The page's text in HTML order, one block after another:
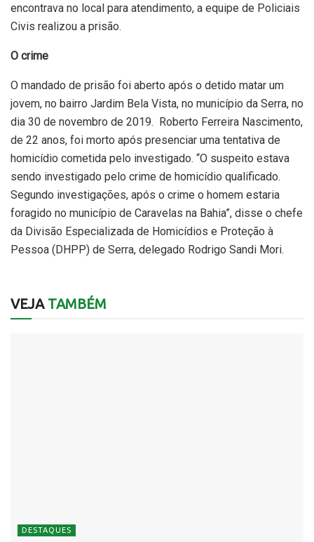
encontrava no local para atendimento, a equipe de Policiais
Civis realizou a prisão.
O crime
O mandado de prisão foi aberto após o detido matar um
jovem, no bairro Jardim Bela Vista, no município da Serra, no
dia 30 de novembro de 2019. Roberto Ferreira Nascimento,
de 22 anos, foi morto após presenciar uma tentativa de
homicídio cometida pelo investigado. “O suspeito estava
sendo investigado pelo crime de homicídio qualificado.
Segundo investigações, após o crime o homem estaria
foragido no município de Caravelas na Bahia”, disse o chefe
da Divisão Especializada de Homicídios e Proteção à
Pessoa (DHPP) de Serra, delegado Rodrigo Sandi Mori.
VEJATAMBÉM
DESTAQUES